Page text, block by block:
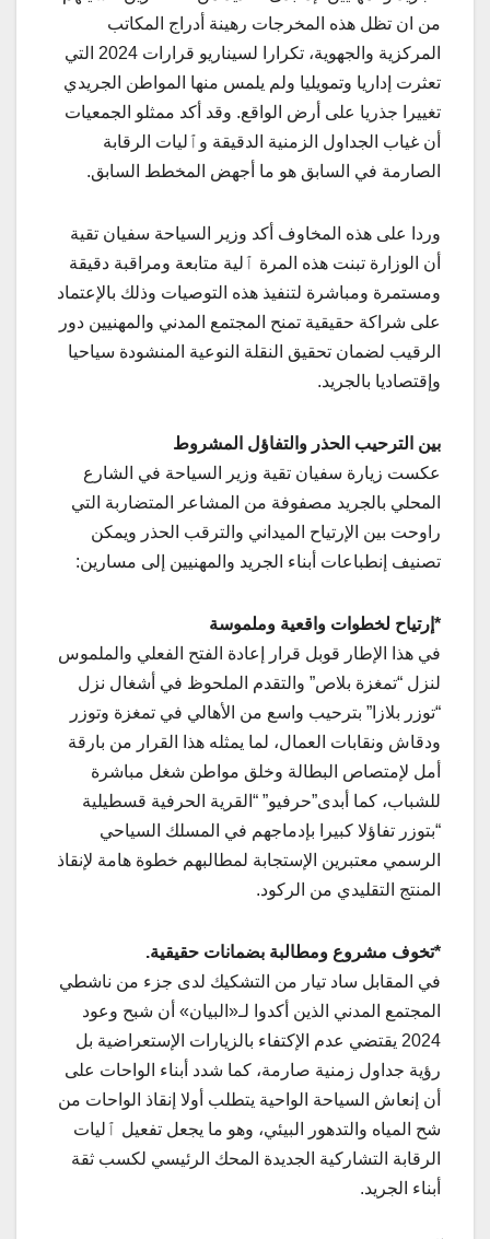
من ان تظل هذه المخرجات رهينة أدراج المكاتب
المركزية والجهوية، تكرارا لسيناريو قرارات 2024 التي
تعثرت إداريا وتمويليا ولم يلمس منها المواطن الجريدي
تغييرا جذريا على أرض الواقع. وقد أكد ممثلو الجمعيات
أن غياب الجداول الزمنية الدقيقة وٱليات الرقابة
الصارمة في السابق هو ما أجهض المخطط السابق.
وردا على هذه المخاوف أكد وزير السياحة سفيان تقية
أن الوزارة تبنت هذه المرة ٱلية متابعة ومراقبة دقيقة
ومستمرة ومباشرة لتنفيذ هذه التوصيات وذلك بالإعتماد
على شراكة حقيقية تمنح المجتمع المدني والمهنيين دور
الرقيب لضمان تحقيق النقلة النوعية المنشودة سياحيا
وإقتصاديا بالجريد.
بين الترحيب الحذر والتفاؤل المشروط
عكست زيارة سفيان تقية وزير السياحة في الشارع
المحلي بالجريد مصفوفة من المشاعر المتضاربة التي
راوحت بين الإرتياح الميداني والترقب الحذر ويمكن
تصنيف إنطباعات أبناء الجريد والمهنيين إلى مسارين:
*إرتياح لخطوات واقعية وملموسة
في هذا الإطار قوبل قرار إعادة الفتح الفعلي والملموس
لنزل “تمغزة بلاص” والتقدم الملحوظ في أشغال نزل
“توزر بلازا” بترحيب واسع من الأهالي في تمغزة وتوزر
ودقاش ونقابات العمال، لما يمثله هذا القرار من بارقة
أمل لإمتصاص البطالة وخلق مواطن شغل مباشرة
للشباب، كما أبدى”حرفيو” “القرية الحرفية قسطيلية
“بتوزر تفاؤلا كبيرا بإدماجهم في المسلك السياحي
الرسمي معتبرين الإستجابة لمطالبهم خطوة هامة لإنقاذ
المنتج التقليدي من الركود.
*تخوف مشروع ومطالبة بضمانات حقيقية.
في المقابل ساد تيار من التشكيك لدى جزء من ناشطي
المجتمع المدني الذين أكدوا لـ«البيان» أن شبح وعود
2024 يقتضي عدم الإكتفاء بالزيارات الإستعراضية بل
رؤية جداول زمنية صارمة، كما شدد أبناء الواحات على
أن إنعاش السياحة الواحية يتطلب أولا إنقاذ الواحات من
شح المياه والتدهور البيئي، وهو ما يجعل تفعيل ٱليات
الرقابة التشاركية الجديدة المحك الرئيسي لكسب ثقة
أبناء الجريد.